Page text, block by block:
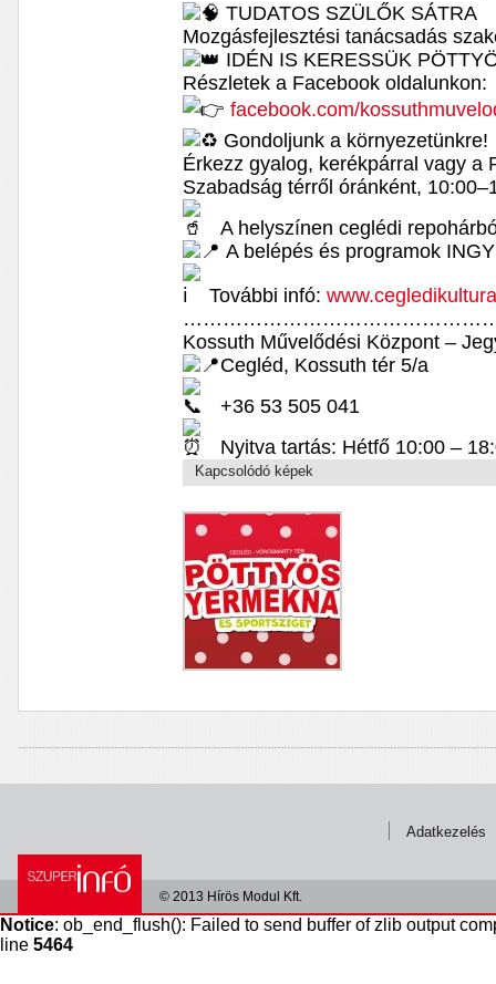
TUDATOS SZÜLŐK SÁTRA
Mozgásfejlesztési tanácsadás
IDÉN IS KERESSÜK
Részletek a Facebook oldalunkon:
facebook.com/
Gondoljunk a környezetünkre!
Érkezz gyalog, kerékpárral vagy a
Szabadság térről óránként,
A helyszínen ceglédi
A belépés és programok
További infó:
Kossuth Művelődési Központ –
Cegléd, Kossuth tér 5/a
+36 53 505 041
Nyitva tartás: Hétfő 10:00 –
Kapcsolódó képek
Adatkezelés
© 2013 Hírös Modul Kft.
Notice: ob_end_flush(): Failed to send buffer of zlib output
line 5464